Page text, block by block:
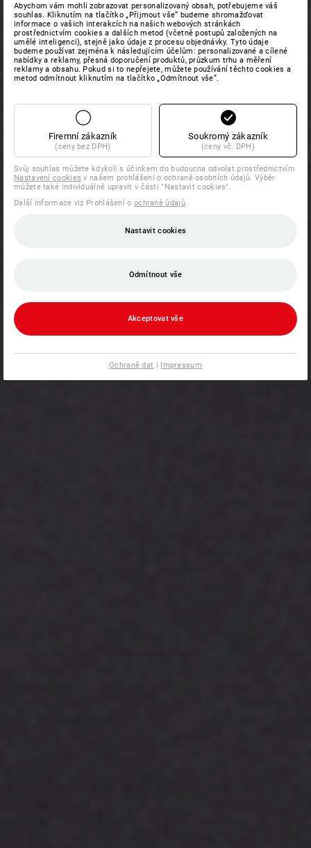
Abychom vám mohli zobrazovat personalizovaný obsah, potřebujeme váš
souhlas. Kliknutím na tlačítko „Přijmout vše“ budeme shromažďovat
informace o vašich interakcích na našich webových stránkách
prostřednictvím cookies a dalších metod (včetně postupů založených na
umělé inteligenci), stejně jako údaje z procesu objednávky. Tyto údaje
budeme používat zejména k následujícím účelům: personalizované a cílené
nabídky a reklamy, přesná doporučení produktů, průzkum trhu a měření
reklamy a obsahu. Pokud si to nepřejete, můžete používání těchto cookies a
metod odmítnout kliknutím na tlačítko „Odmítnout vše“.
Firemní zákazník
(ceny bez DPH)
Soukromý zákazník
(ceny vč. DPH)
Svůj souhlas můžete kdykoli s účinkem do budoucna odvolat prostřednictvím
Nastavení cookies v našem prohlášení o ochraně osobních údajů. Výběr
můžete také individuálně upravit v části "Nastavit cookies".
Další informace viz Prohlášení o ochraně údajů.
Nastavit cookies
Odmítnout vše
Akceptovat vše
Ochraně dat | Impressum